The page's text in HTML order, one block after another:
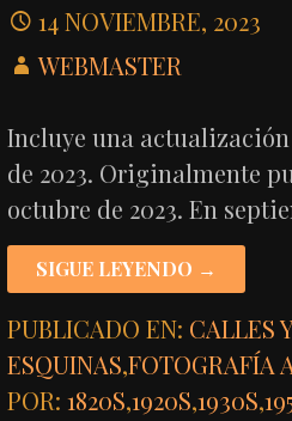
14 NOVIEMBRE, 2023
WEBMASTER
Incluye una
de 2023. Originalmente
octubre de 2023. En
SIGUE LEYENDO →
PUBLICADO EN: CALLES
ESQUINAS,FOTOGRAFÍA
POR:1820S,1920S,1930S,